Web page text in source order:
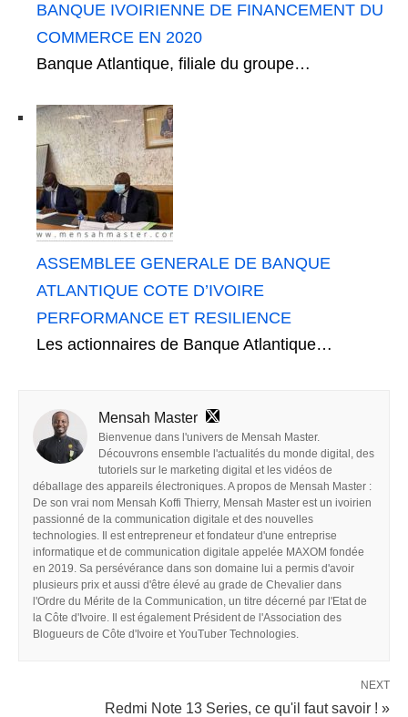
BANQUE IVOIRIENNE DE FINANCEMENT DU
COMMERCE EN 2020
Banque Atlantique, filiale du groupe…
ASSEMBLEE GENERALE DE BANQUE
ATLANTIQUE COTE D’IVOIRE
PERFORMANCE ET RESILIENCE
Les actionnaires de Banque Atlantique…
Mensah Master
Bienvenue dans l'univers de Mensah Master.
Découvrons ensemble l'actualités du monde digital, des
tutoriels sur le marketing digital et les vidéos de
déballage des appareils électroniques. A propos de Mensah Master :
De son vrai nom Mensah Koffi Thierry, Mensah Master est un ivoirien
passionné de la communication digitale et des nouvelles
technologies. Il est entrepreneur et fondateur d'une entreprise
informatique et de communication digitale appelée MAXOM fondée
en 2019. Sa persévérance dans son domaine lui a permis d'avoir
plusieurs prix et aussi d'être élevé au grade de Chevalier dans
l'Ordre du Mérite de la Communication, un titre décerné par l'Etat de
la Côte d'Ivoire. Il est également Président de l'Association des
Blogueurs de Côte d'Ivoire et YouTuber Technologies.
NEXT
Redmi Note 13 Series, ce qu'il faut savoir ! »